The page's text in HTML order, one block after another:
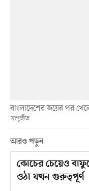
বাংলাদেশের জয়ের পর
সংগৃহীত
আরও পড়ুন
কোচের চেয়েও
ওঠা যখন গুরুত্বপূর্ণ